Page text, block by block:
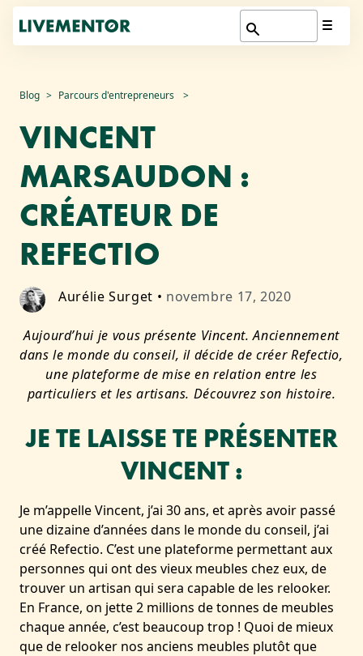
Aller
contenu
Blog Parcours d'entrepreneurs
VINCENT
MARSAUDON :
CRÉATEUR DE
REFECTIO
Aurélie Surget • novembre 17, 2020
Aujourd’hui je vous présente Vincent. Anciennement
dans le monde du conseil, il décide de créer Refectio,
une plateforme de mise en relation entre les
particuliers et les artisans. Découvrez son histoire.
JE TE LAISSE TE PRÉSENTER
VINCENT :
Je m’appelle Vincent, j’ai 30 ans, et après avoir passé
une dizaine d’années dans le monde du conseil, j’ai
créé Refectio. C’est une plateforme permettant aux
personnes qui ont des vieux meubles chez eux, de
trouver un artisan qui sera capable de les relooker.
En France, on jette 2 millions de tonnes de meubles
chaque année, c’est beaucoup trop ! Quoi de mieux
que de relooker nos anciens meubles plutôt que